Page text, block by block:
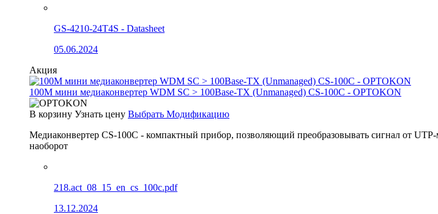
GS-4210-24T4S - Datasheet
05.06.2024
Акция
100М мини медиаконвертер WDM SC > 100Base-TX (Unmanaged) CS-100C - OPTOKON
В корзину Узнать цену Выбрать Модификацию
Медиаконвертер CS-100C - компактный прибор, позволяющий преобразовывать сигнал от
наоборот
218.act_08_15_en_cs_100c.pdf
13.12.2024